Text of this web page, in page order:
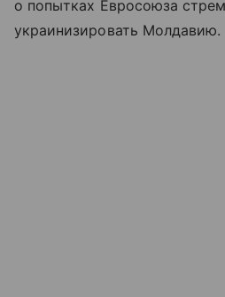
о попытках Евросоюза
украинизировать Молдавию.